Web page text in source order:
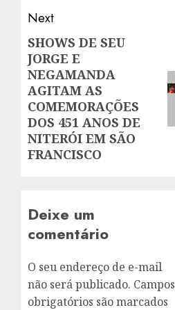
Next
Next
post:
SHOWS DE SEU
JORGE E
NEGAMANDA
AGITAM AS
COMEMORAÇÕES
DOS 451 ANOS DE
NITERÓI EM SÃO
FRANCISCO
Deixe um
comentário
O seu endereço de e-mail
não será publicado. Campos
obrigatórios são marcados